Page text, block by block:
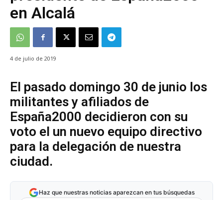
en Alcalá
4 de julio de 2019
El pasado domingo 30 de junio los
militantes y afiliados de
España2000 decidieron con su
voto el un nuevo equipo directivo
para la delegación de nuestra
ciudad.
Haz que nuestras noticias aparezcan en tus búsquedas